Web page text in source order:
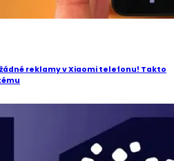
reklamy v Xiaomi telefonu! Takto